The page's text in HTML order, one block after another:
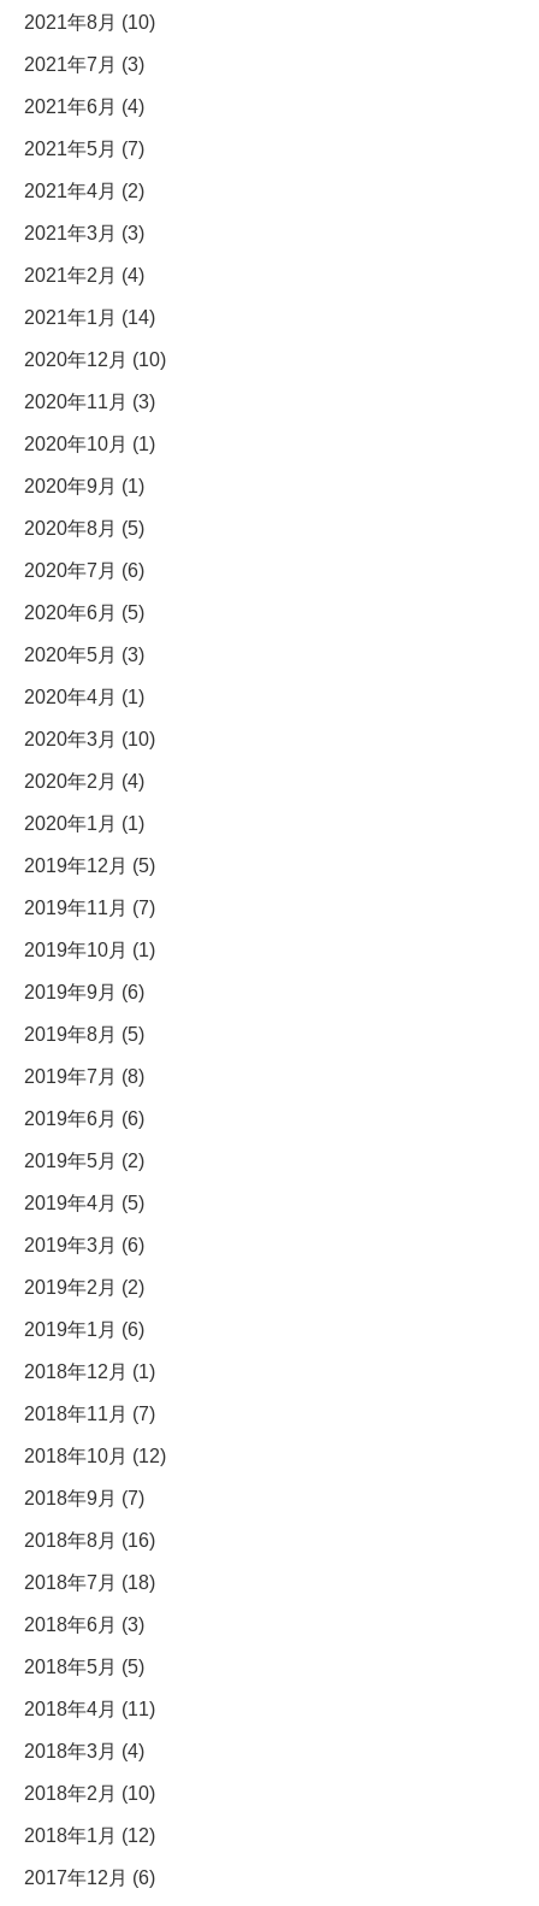
2021年8月 (10)
2021年7月 (3)
2021年6月 (4)
2021年5月 (7)
2021年4月 (2)
2021年3月 (3)
2021年2月 (4)
2021年1月 (14)
2020年12月 (10)
2020年11月 (3)
2020年10月 (1)
2020年9月 (1)
2020年8月 (5)
2020年7月 (6)
2020年6月 (5)
2020年5月 (3)
2020年4月 (1)
2020年3月 (10)
2020年2月 (4)
2020年1月 (1)
2019年12月 (5)
2019年11月 (7)
2019年10月 (1)
2019年9月 (6)
2019年8月 (5)
2019年7月 (8)
2019年6月 (6)
2019年5月 (2)
2019年4月 (5)
2019年3月 (6)
2019年2月 (2)
2019年1月 (6)
2018年12月 (1)
2018年11月 (7)
2018年10月 (12)
2018年9月 (7)
2018年8月 (16)
2018年7月 (18)
2018年6月 (3)
2018年5月 (5)
2018年4月 (11)
2018年3月 (4)
2018年2月 (10)
2018年1月 (12)
2017年12月 (6)